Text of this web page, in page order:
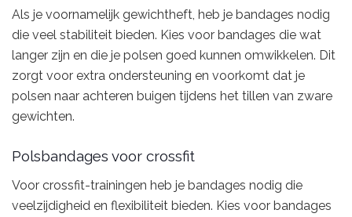
Als je voornamelijk gewichtheft, heb je bandages nodig
die veel stabiliteit bieden. Kies voor bandages die wat
langer zijn en die je polsen goed kunnen omwikkelen. Dit
zorgt voor extra ondersteuning en voorkomt dat je
polsen naar achteren buigen tijdens het tillen van zware
gewichten.
Polsbandages voor crossfit
Voor crossfit-trainingen heb je bandages nodig die
veelzijdigheid en flexibiliteit bieden. Kies voor bandages